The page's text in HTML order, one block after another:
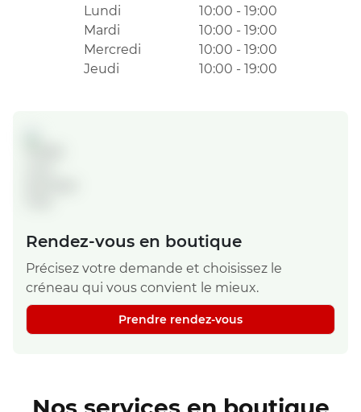
Lundi
10:00 - 19:00
Mardi
10:00 - 19:00
Mercredi
10:00 - 19:00
Jeudi
10:00 - 19:00
Rendez-vous en boutique
Précisez votre demande et choisissez le
créneau qui vous convient le mieux.
Prendre rendez-vous